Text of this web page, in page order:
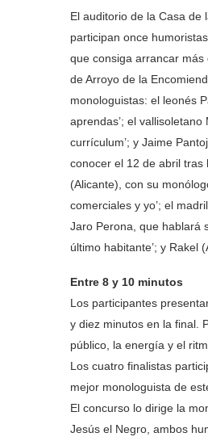
El auditorio de la Casa de
participan once
que consiga arrancar
de Arroyo de la
monologuistas: el leonés
aprendas’; el
currículum’; y Jaime
conocer el 12 de abril tras
(Alicante), con su
comerciales y yo’; el
Jaro Perona, que hablará
último habitante’; y Rakel
Entre 8 y 10 minutos
Los participantes
y diez minutos en la final.
público, la energía y el
Los cuatro finalistas
mejor monologuista de
El concurso lo dirige la
Jesús el Negro, ambos